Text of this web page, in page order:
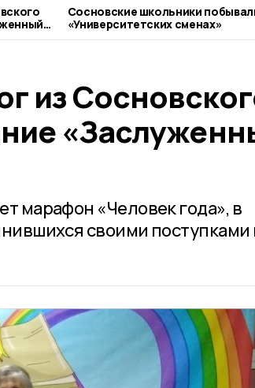
Сосновские школьники
«Университетских сменах»
из
марафон «Человек года», в
своими поступками